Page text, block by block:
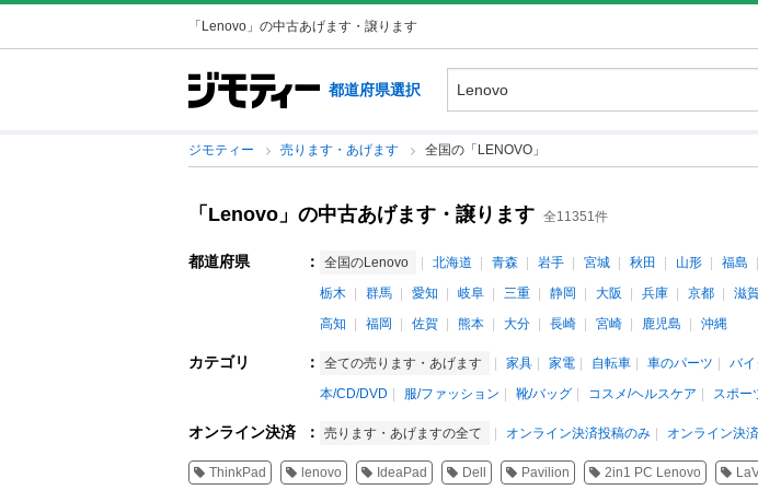
「Lenovo」の中古あげます・譲ります
都道府県選択
ジモティー 売ります・あげます 全国の「LENOVO」
「Lenovo」の中古あげます・譲ります 全11351件
都道府県 ： 全国のLenovo 北海道 青森 岩手 宮城 秋田 山形 福島
栃木
群馬 愛知 岐阜 三重 静岡 大阪 兵庫 京都 滋
高知
福岡 佐賀 熊本 大分 長崎 宮崎 鹿児島 沖縄
カテゴリ ： 全ての売ります・あげます 家具 家電 自転車 車のパーツ バイ
本/CD/DVD
服/ファッション 靴/バッグ コスメ/ヘルスケア スポー
オンライン決済 ： 売ります・あげますの全て オンライン決済投稿のみ オンライン決
ThinkPad lenovo IdeaPad Dell Pavilion 2in1 PC Lenovo